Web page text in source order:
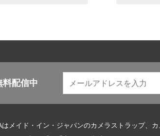
料配信中
はメイド・イン・ジャパンのカメラストラップ、